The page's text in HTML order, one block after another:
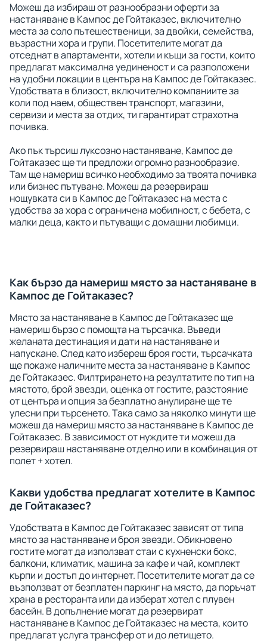
Можеш да избираш от разнообразни оферти за
настаняване в Кампос де Гойтаказес, включително
места за соло пътешественици, за двойки, семейства,
възрастни хора и групи. Посетителите могат да
отседнат в апартаменти, хотели и къщи за гости, които
предлагат максимална уединеност и са разположени
на удобни локации в центъра на Кампос де Гойтаказес.
Удобствата в близост, включително компаниите за
коли под наем, обществен транспорт, магазини,
сервизи и места за отдих, ти гарантират страхотна
почивка.
Ако пък търсиш луксозно настаняване, Кампос де
Гойтаказес ще ти предложи огромно разнообразие.
Там ще намериш всичко необходимо за твоята почивка
или бизнес пътуване. Можеш да резервираш
нощувката си в Кампос де Гойтаказес на места с
удобства за хора с ограничена мобилност, с бебета, с
малки деца, както и пътуващи с домашни любимци.
Как бързо да намериш място за настаняване в
Кампос де Гойтаказес?
Място за настаняване в Кампос де Гойтаказес ще
намериш бързо с помощта на търсачка. Въведи
желаната дестинация и дати на настаняване и
напускане. След като избереш броя гости, търсачката
ще покаже наличните места за настаняване в Кампос
де Гойтаказес. Филтрирането на резултатите по тип на
мястото, брой звезди, оценка от гостите, разстояние
от центъра и опция за безплатно анулиране ще те
улесни при търсенето. Така само за няколко минути ще
можеш да намериш място за настаняване в Кампос де
Гойтаказес. В зависимост от нуждите ти можеш да
резервираш настаняване отделно или в комбинация от
полет + хотел.
Какви удобства предлагат хотелите в Кампос
де Гойтаказес?
Удобствата в Кампос де Гойтаказес зависят от типа
място за настаняване и броя звезди. Обикновено
гостите могат да използват стаи с кухненски бокс,
балкони, климатик, машина за кафе и чай, комплект
кърпи и достъп до интернет. Посетителите могат да се
възползват от безплатен паркинг на място, да поръчат
храна в ресторанта или да изберат хотел с плувен
басейн. В допълнение могат да резервират
настаняване в Кампос де Гойтаказес на места, които
предлагат услуга трансфер от и до летището.